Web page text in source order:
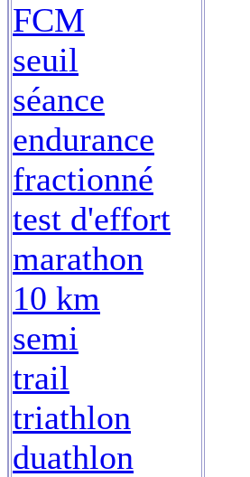
FCM
seuil
séance
endurance
fractionné
test d'effort
marathon
10 km
semi
trail
triathlon
duathlon